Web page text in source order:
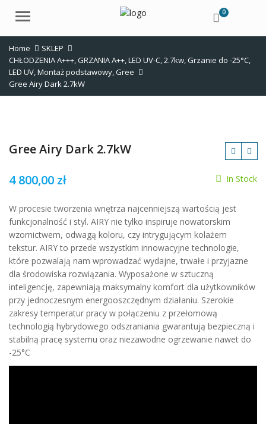
Menu 0
Home
SKLEP
CHŁODZENIA A+++,GRZANIA A++,LED UV-C,2.7kw,Grzanie do -25°C,
LED UV,Montaż podstawowy,Gree
Gree Airy Dark 2.7kW
Gree Airy Dark 2.7kW
zł
4 800,00 zł In Stock
W procesie tworzenia wnętrza najcenniejszą wartością jest
funkcjonalność i styl. AIRY nie tylko inspiruje nowatorskim
wzornictwem, odwagą koloru, czy intrygującym kolażem
tekstur. AIRY to przede wszystkim innowacyjne technologie,
które pozwalają nam wprowadzać wydajne, trwałe i przyjazne
dla środowiska rozwiązania. Wyposażone w sztuczną
inteligencję, zapewniają maksymalny komfort dla użytkowników
przy jednoczesnym energooszczędnym działaniu. Szerokie
zakresy temperatur pracy w połączeniu z przełomową
technologią hybrydowego odszraniania gwarantują bezpieczną i
stabilną pracę systemu oraz niezawodne ogrzewanie nawet do
-25°C